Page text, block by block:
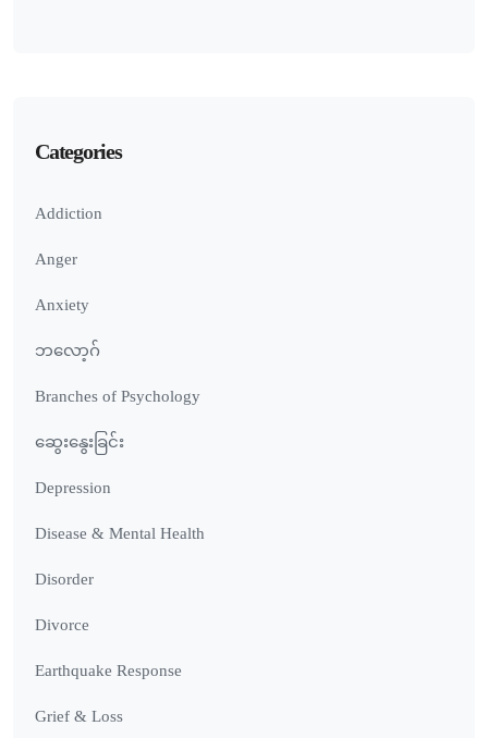
Categories
Addiction
Anger
Anxiety
ဘလော့ဂ်
Branches of Psychology
ဆွေးနွေးခြင်း
Depression
Disease & Mental Health
Disorder
Divorce
Earthquake Response
Grief & Loss